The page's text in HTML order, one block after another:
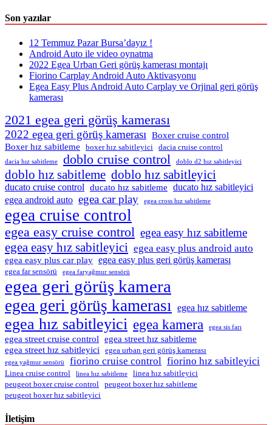
Son yazılar
12 Temmuz Pazar Bursa’dayız !
Android Auto ile video oynatma
2022 Egea Urban Geri görüş kamerası montajı
Fiorino Carplay Android Auto Aktivasyonu
Egea Easy Plus Android Auto Carplay ve Orjinal geri görüş
kamerası
2021 egea geri görüş kamerası
2022 egea geri görüş kamerası Boxer cruise control
Boxer hız sabitleme
boxer hız sabitleyici dacia cruise control
dacia hız sabitleme doblo cruise control doblo d2 hız sabitleyici
doblo hız sabitleme doblo hız sabitleyici
ducato cruise control ducato hız sabitleme
ducato hız sabitleyici
egea android auto egea car play egea cross hız sabitleme
egea cruise control
egea easy cruise control egea easy hız sabitleme
egea easy hız sabitleyici egea easy plus android auto
egea easy plus car play egea easy plus geri görüş kamerası
egea far sensörü egea faryağmur sensörü
egea geri görüş kamera
egea geri görüş kamerası egea hız sabitleme
egea hız sabitleyici egea kamera egea sis farı
egea street cruise control egea street hız sabitleme
egea street hız sabitleyici
egea urban geri görüş kamerası
egea yağmur sensörü fiorino cruise control fiorino hız sabitleyici
Linea cruise control linea hız sabitleme
linea hız sabitleyici
peugeot boxer cruise control
peugeot boxer hız sabitleme
peugeot boxer hız sabitleyici
İletişim